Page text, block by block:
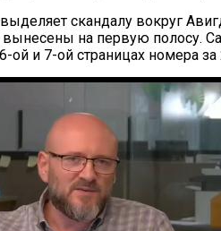
скандалу вокруг
на первую полосу.
ой и 7-ой страницах номера за